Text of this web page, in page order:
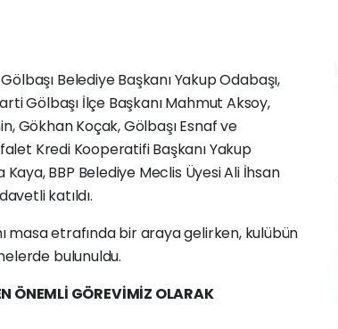
Belediye Başkanı Yakup Odabaşı,
Gölbaşı İlçe Başkanı Mahmut Aksoy,
Gökhan Koçak, Gölbaşı Esnaf ve
Kredi Kooperatifi Başkanı Yakup
Kaya, BBP Belediye Meclis Üyesi Ali İhsan
katıldı.
masa etrafında bir araya gelirken, kulübün
bulunuldu.
ÖNEMLİ GÖREVİMİZ OLARAK